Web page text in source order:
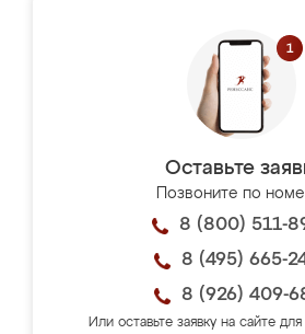
Оставьте
Позвоните по
8 (800) 511-
8 (495) 665-
8 (926) 409-
Или оставьте заявку на сайте для